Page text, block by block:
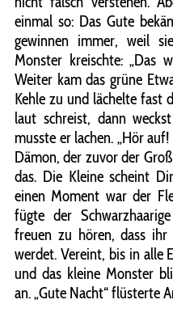
einmal so: Das Gute
gewinnen immer, weil
Monster kreischte: „Das
Weiter kam das grüne
Kehle zu und lächelte fast
laut schreist, dann
musste er lachen. „Hör
Dämon, der zuvor der
das. Die Kleine scheint
einen Moment war der
fügte der
freuen zu hören, dass ihr
werdet. Vereint, bis in alle
und das kleine Monster
an. „Gute Nacht“ flüsterte